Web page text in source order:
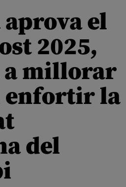
aprova el
2025,
millorar
enfortir la
del